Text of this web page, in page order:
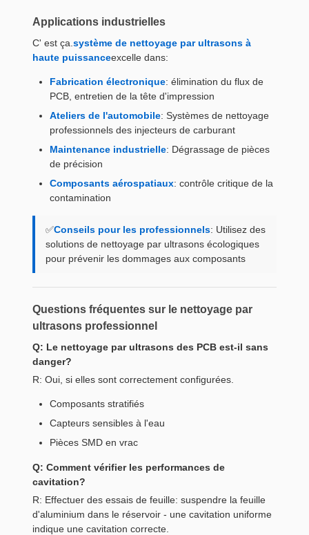
Applications industrielles
C' est ça. système de nettoyage par ultrasons à
haute puissanceexcelle dans:
Fabrication électronique: élimination du flux de
PCB, entretien de la tête d'impression
Ateliers de l'automobile: Systèmes de nettoyage
professionnels des injecteurs de carburant
Maintenance industrielle: Dégrassage de pièces
de précision
Composants aérospatiaux: contrôle critique de la
contamination
✅Conseils pour les professionnels: Utilisez des
solutions de nettoyage par ultrasons écologiques
pour prévenir les dommages aux composants
Questions fréquentes sur le nettoyage par
ultrasons professionnel
Q: Le nettoyage par ultrasons des PCB est-il sans
danger?
R: Oui, si elles sont correctement configurées.
Composants stratifiés
Capteurs sensibles à l'eau
Pièces SMD en vrac
Q: Comment vérifier les performances de
cavitation?
R: Effectuer des essais de feuille: suspendre la feuille
d'aluminium dans le réservoir - une cavitation uniforme
indique une cavitation correcte.